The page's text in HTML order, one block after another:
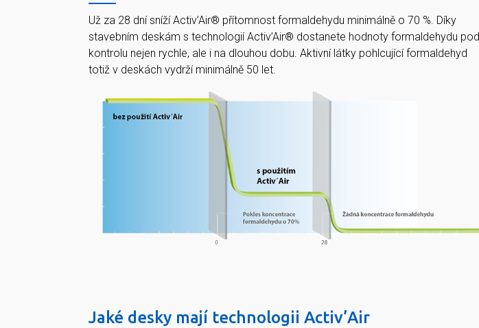
Už za 28 dní sníží Activ’Air® přítomnost formaldehydu minimálně o 70 %. Díky
stavebním deskám s technologií Activ’Air® dostanete hodnoty formaldehydu pod
kontrolu nejen rychle, ale i na dlouhou dobu. Aktivní látky pohlcující formaldehyd
totiž v deskách vydrží minimálně 50 let.
Jaké desky mají technologii Activ’Air